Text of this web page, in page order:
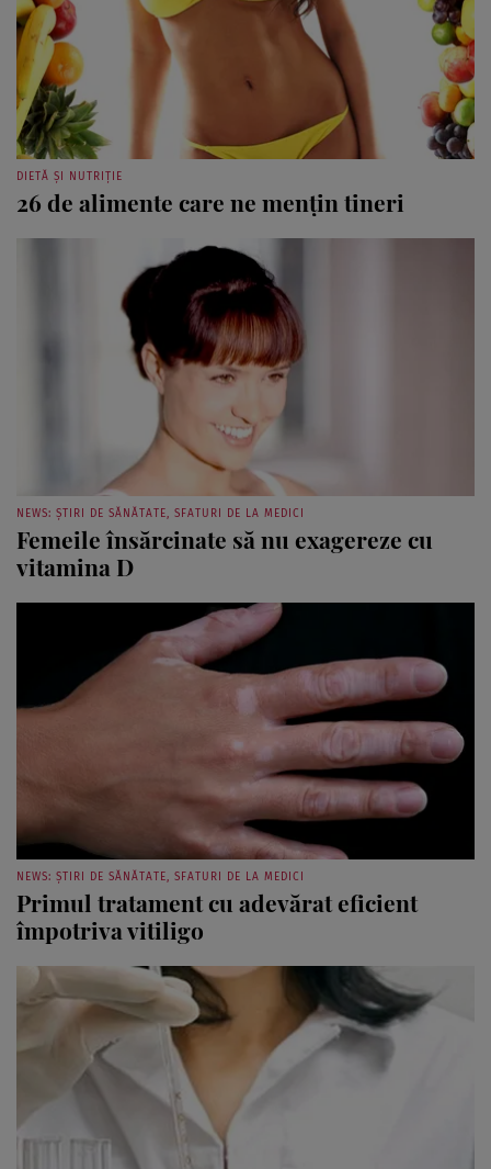
DIETĂ ȘI NUTRIȚIE
26 de alimente care ne menţin tineri
NEWS: ȘTIRI DE SĂNĂTATE, SFATURI DE LA MEDICI
Femeile însărcinate să nu exagereze cu
vitamina D
NEWS: ȘTIRI DE SĂNĂTATE, SFATURI DE LA MEDICI
Primul tratament cu adevărat eficient
împotriva vitiligo